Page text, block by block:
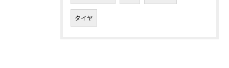
タイヤ